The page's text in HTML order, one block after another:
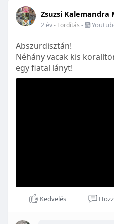
Zsuzsi Kalemandra
2 év- Fordítás -
Abszurdisztán!
Néhány vacak kis
egy fiatal lányt!
Kedvelés